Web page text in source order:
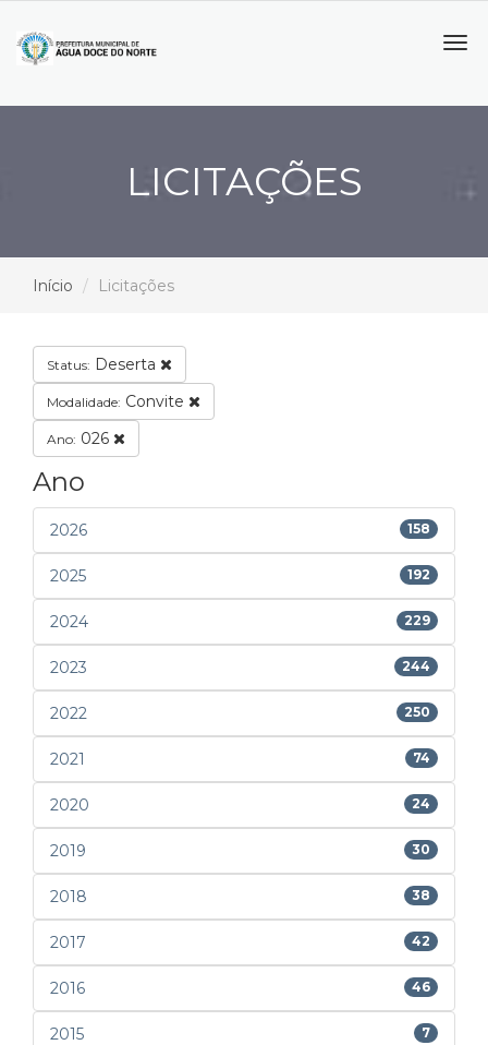
LICITAÇÕES
Início Licitações
Status: Deserta
Modalidade: Convite
Ano: 026
Ano
2026 158
2025 192
2024 229
2023 244
2022 250
2021 74
2020 24
2019 30
2018 38
2017 42
2016 46
2015 7